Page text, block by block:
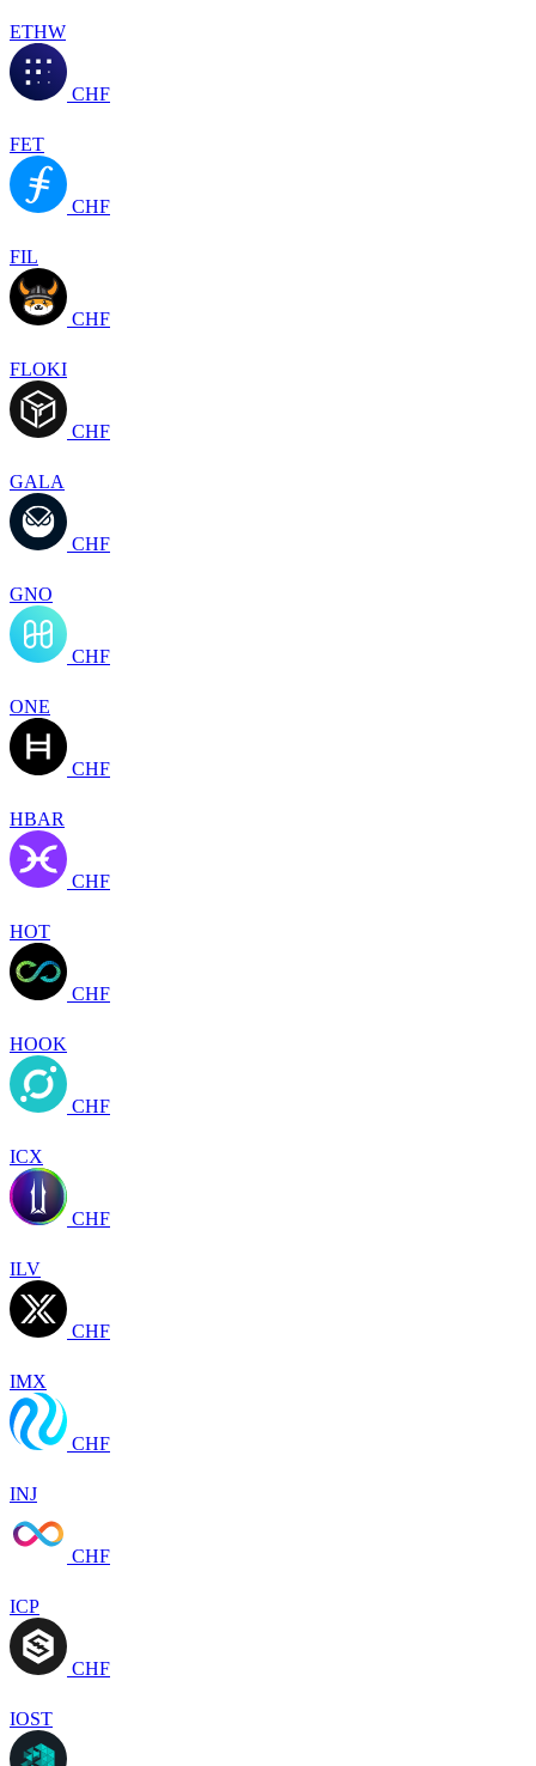
ETHW
CHF
FET
CHF
FIL
CHF
FLOKI
CHF
GALA
CHF
GNO
CHF
ONE
CHF
HBAR
CHF
HOT
CHF
HOOK
CHF
ICX
CHF
ILV
CHF
IMX
CHF
INJ
CHF
ICP
CHF
IOST